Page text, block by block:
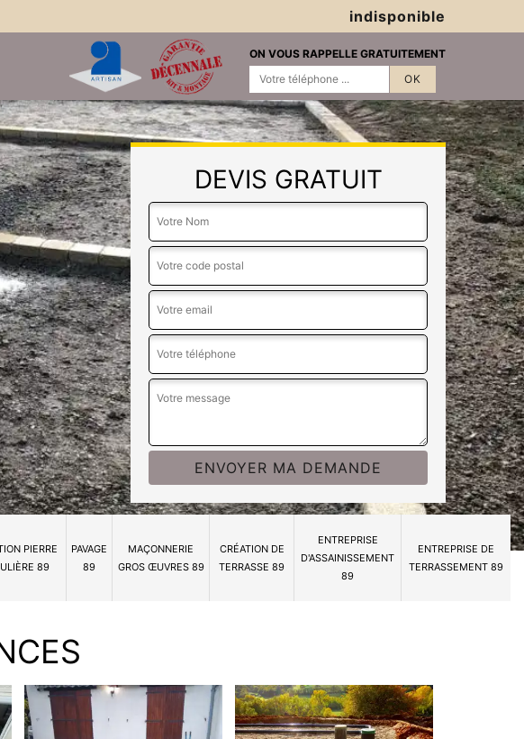
indisponible
ON VOUS RAPPELLE GRATUITEMENT
DEVIS GRATUIT
PIERRE
89
PAVAGE
89
MAÇONNERIE
GROS ŒUVRES 89
CRÉATION DE
TERRASSE 89
ENTREPRISE
D'ASSAINISSEMENT
89
ENTREPRISE DE
TERRASSEMENT 89